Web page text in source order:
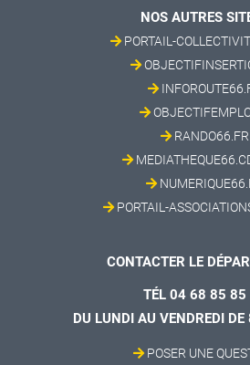
NOS AUTRES
PORTAIL-
RANDO66.FR
PORTAIL-
CONTACTER LE
TÉL 04 68 85 85
DU LUNDI AU VENDREDI
POSER UNE